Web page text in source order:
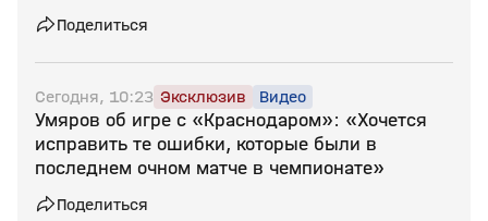
Поделиться
Сегодня, 10:23 Эксклюзив Видео
Умяров об игре с «Краснодаром»: «Хочется
исправить те ошибки, которые были в
последнем очном матче в чемпионате»
Поделиться